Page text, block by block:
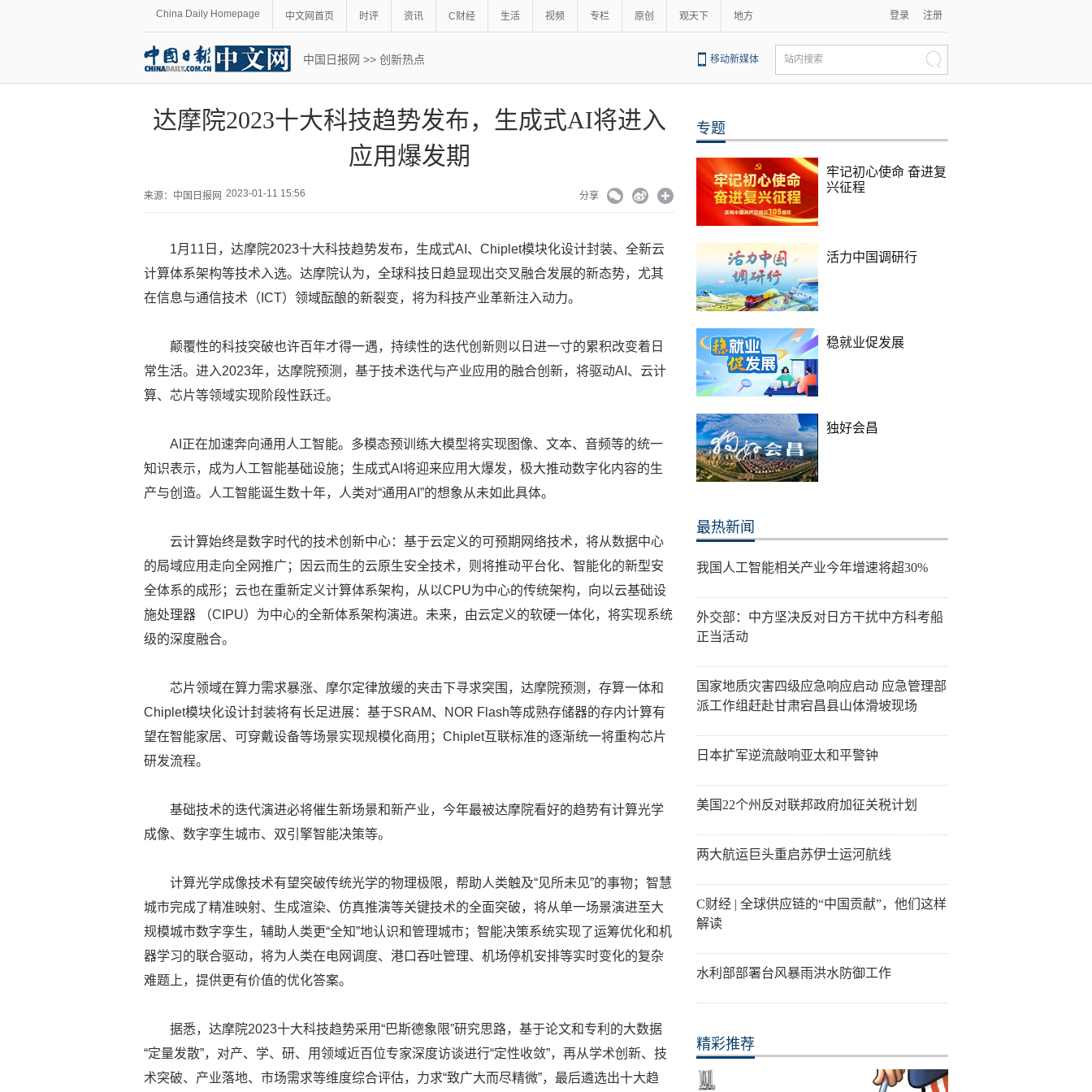
China Daily Homepage 中文网首页 时评 资讯 C财经 生活 视频 专栏 原创 观天下 地方 登录 注册
中国日报网 >> 创新热点 移动新媒体 站内搜索
达摩院2023十大科技趋势发布，生成式AI将进入
应用爆发期
来源： 中国日报网 2023-01-11 15:56 分享
1月11日，达摩院2023十大科技趋势发布，生成式AI、Chiplet模块化设计封装、全新云
计算体系架构等技术入选。达摩院认为，全球科技日趋显现出交叉融合发展的新态势，尤其
在信息与通信技术（ICT）领域酝酿的新裂变，将为科技产业革新注入动力。
颠覆性的科技突破也许百年才得一遇，持续性的迭代创新则以日进一寸的累积改变着日
常生活。进入2023年，达摩院预测，基于技术迭代与产业应用的融合创新，将驱动AI、云计
算、芯片等领域实现阶段性跃迁。
AI正在加速奔向通用人工智能。多模态预训练大模型将实现图像、文本、音频等的统一
知识表示，成为人工智能基础设施；生成式AI将迎来应用大爆发，极大推动数字化内容的生
产与创造。人工智能诞生数十年，人类对“通用AI”的想象从未如此具体。
云计算始终是数字时代的技术创新中心：基于云定义的可预期网络技术，将从数据中心
的局域应用走向全网推广；因云而生的云原生安全技术，则将推动平台化、智能化的新型安
全体系的成形；云也在重新定义计算体系架构，从以CPU为中心的传统架构，向以云基础设
施处理器 （CIPU）为中心的全新体系架构演进。未来，由云定义的软硬一体化，将实现系统
级的深度融合。
芯片领域在算力需求暴涨、摩尔定律放缓的夹击下寻求突围，达摩院预测，存算一体和
Chiplet模块化设计封装将有长足进展：基于SRAM、NOR Flash等成熟存储器的存内计算有
望在智能家居、可穿戴设备等场景实现规模化商用；Chiplet互联标准的逐渐统一将重构芯片
研发流程。
基础技术的迭代演进必将催生新场景和新产业，今年最被达摩院看好的趋势有计算光学
成像、数字孪生城市、双引擎智能决策等。
计算光学成像技术有望突破传统光学的物理极限，帮助人类触及“见所未见”的事物；智慧
城市完成了精准映射、生成渲染、仿真推演等关键技术的全面突破，将从单一场景演进至大
规模城市数字孪生，辅助人类更“全知”地认识和管理城市；智能决策系统实现了运筹优化和机
器学习的联合驱动，将为人类在电网调度、港口吞吐管理、机场停机安排等实时变化的复杂
难题上，提供更有价值的优化答案。
据悉，达摩院2023十大科技趋势采用“巴斯德象限”研究思路，基于论文和专利的大数据
“定量发散”，对产、学、研、用领域近百位专家深度访谈进行“定性收敛”，再从学术创新、技
术突破、产业落地、市场需求等维度综合评估，力求“致广大而尽精微”，最后遴选出十大趋
专题
牢记初心使命 奋进复
兴征程
活力中国调研行
稳就业促发展
独好会昌
最热新闻
我国人工智能相关产业今年增速将超30%
外交部：中方坚决反对日方干扰中方科考船
正当活动
国家地质灾害四级应急响应启动 应急管理部
派工作组赶赴甘肃宕昌县山体滑坡现场
日本扩军逆流敲响亚太和平警钟
美国22个州反对联邦政府加征关税计划
两大航运巨头重启苏伊士运河航线
C财经 | 全球供应链的“中国贡献”，他们这样
解读
水利部部署台风暴雨洪水防御工作
精彩推荐